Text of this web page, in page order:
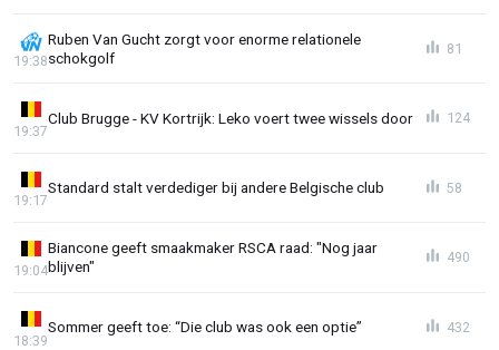
Ruben Van Gucht zorgt voor enorme relationele
schokgolf
19:38
81
Club Brugge - KV Kortrijk: Leko voert twee wissels door
19:37
124
Standard stalt verdediger bij andere Belgische club
19:17
58
Biancone geeft smaakmaker RSCA raad: "Nog jaar
blijven"
19:04
490
Sommer geeft toe: “Die club was ook een optie”
18:39
432